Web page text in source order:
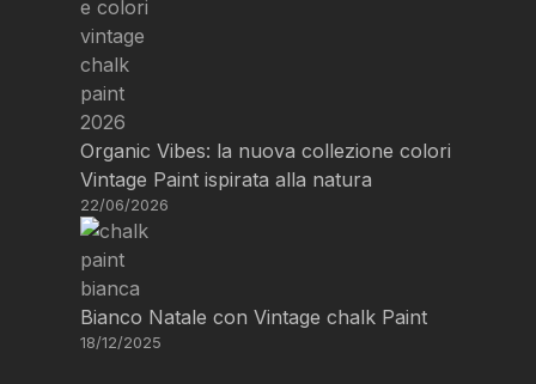
Organic Vibes: la nuova collezione colori
Vintage Paint ispirata alla natura
22/06/2026
Bianco Natale con Vintage chalk Paint
18/12/2025